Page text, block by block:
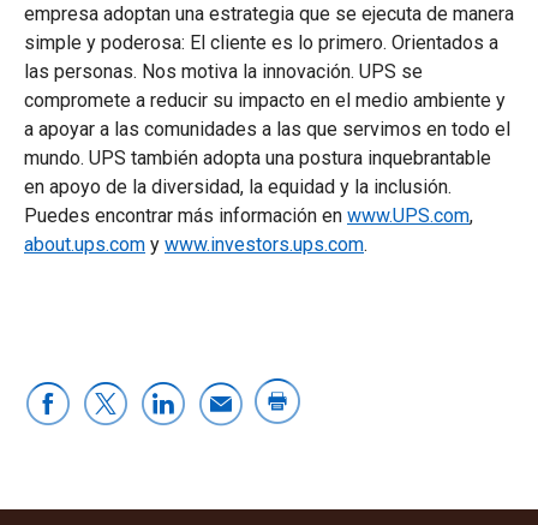
empresa adoptan una estrategia que se ejecuta de manera
simple y poderosa: El cliente es lo primero. Orientados a
las personas. Nos motiva la innovación. UPS se
compromete a reducir su impacto en el medio ambiente y
a apoyar a las comunidades a las que servimos en todo el
mundo. UPS también adopta una postura inquebrantable
en apoyo de la diversidad, la equidad y la inclusión.
Puedes encontrar más información en www.UPS.com,
about.ups.com y www.investors.ups.com.